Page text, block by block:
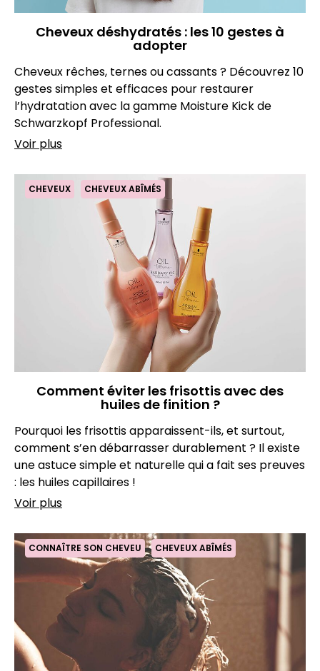
Cheveux déshydratés : les 10 gestes à
adopter
Cheveux rêches, ternes ou cassants ? Découvrez 10
gestes simples et efficaces pour restaurer
l’hydratation avec la gamme Moisture Kick de
Schwarzkopf Professional.
Voir plus
CHEVEUX CHEVEUX ABÎMÉS
Comment éviter les frisottis avec des
huiles de finition ?
Pourquoi les frisottis apparaissent-ils, et surtout,
comment s’en débarrasser durablement ? Il existe
une astuce simple et naturelle qui a fait ses preuves
: les huiles capillaires !
Voir plus
CONNAÎTRE SON CHEVEU CHEVEUX ABÎMÉS